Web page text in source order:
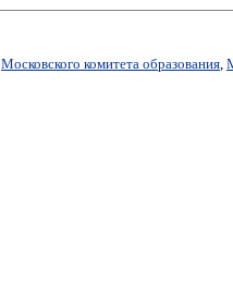
Московского комитета образования,